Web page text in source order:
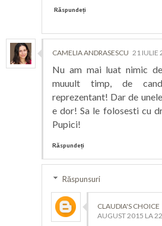
Răspundeți
CAMELIA ANDRASESCU 21 IULIE
Nu am mai luat nimic
muuult timp, de
reprezentant! Dar de
e dor! Sa le folosesti cu
Pupici!
Răspundeți
Răspunsuri
CLAUDIA'S CHOICE
AUGUST 2015 LA